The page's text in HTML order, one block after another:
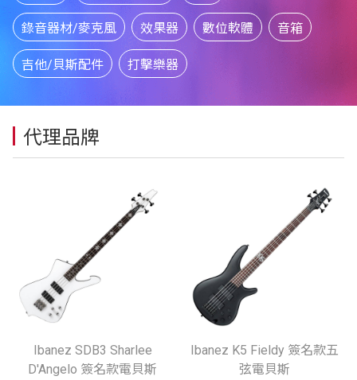
錄音器材/麥克風 效果器 數位軟體 音箱
吉他/貝斯配件 打擊樂器
代理品牌
Ibanez SDB3 Sharlee
D'Angelo 簽名款電貝斯
Ibanez K5 Fieldy 簽名款五
弦電貝斯